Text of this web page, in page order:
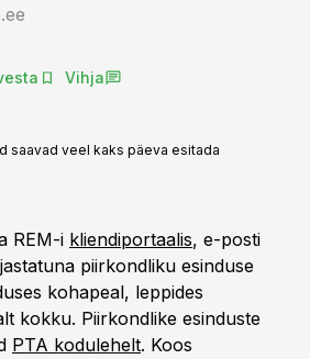
Vihja
saavad veel kaks päeva esitada
REM-i kliendiportaalis, e-posti
piirkondliku esinduse
kohapeal, leppides
kokku. Piirkondlike esinduste
PTA kodulehelt. Koos